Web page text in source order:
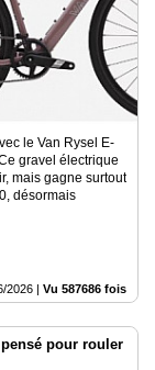
le Van Rysel E-
gravel électrique
mais gagne surtout
désormais
2026 | Vu 587686 fois
pour rouler